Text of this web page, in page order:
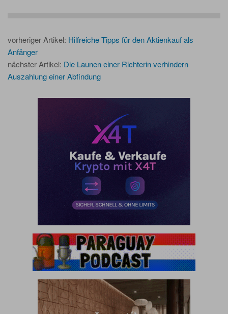
vorheriger Artikel: Hilfreiche Tipps für den Aktienkauf als
Anfänger
nächster Artikel: Die Launen einer Richterin verhindern
Auszahlung einer Abfindung